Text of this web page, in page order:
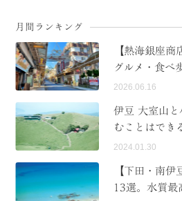
月間ランキング
【熱海銀座
グルメ・食べ
2026.06.16
伊豆 大室山と
むことはでき
2024.01.30
【下田・南
13選。水質最